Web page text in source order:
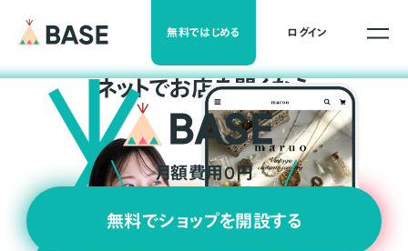
無料ではじめる ログイン
ネットでお店を開くなら
月額費用0円
無料でショップを開設する